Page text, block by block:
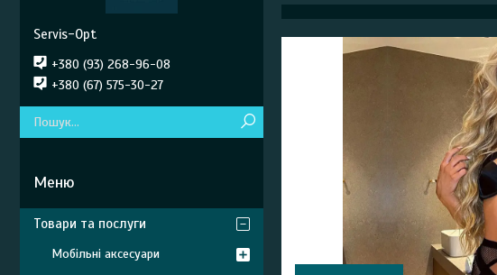
Servis-Opt
+380 (93) 268-96-08
+380 (67) 575-30-27
Товари та послуги
Мобільні аксесуари